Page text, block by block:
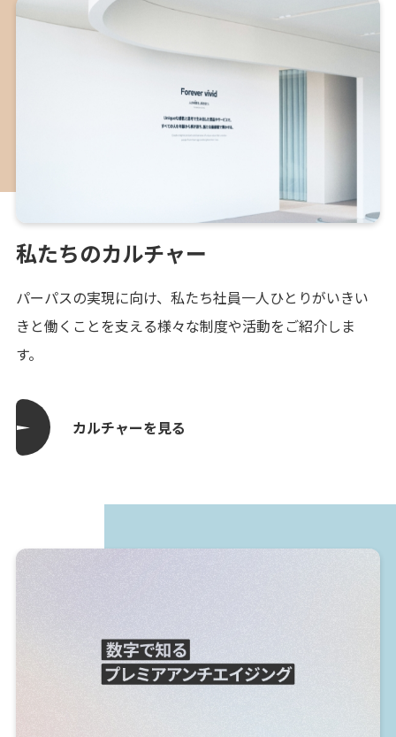
私たちのカルチャー
パーパスの実現に向け、私たち社員一人ひとりがいきい
きと働くことを支える様々な制度や活動をご紹介しま
す。
カルチャーを見る